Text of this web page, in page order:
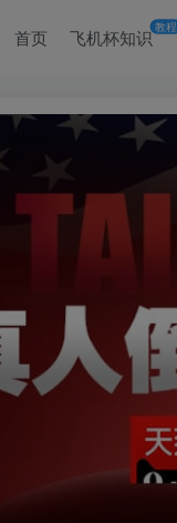
首页 飞机杯知识教程